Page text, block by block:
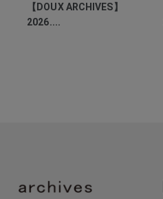
【DOUX ARCHIVES】
2026....